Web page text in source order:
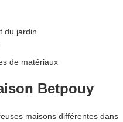
du jardin
de matériaux
Betpouy
maisons différentes dans